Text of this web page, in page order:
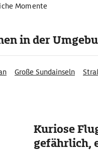
Momente
in der
Große Sundainseln
Kuriose
gefährlich,